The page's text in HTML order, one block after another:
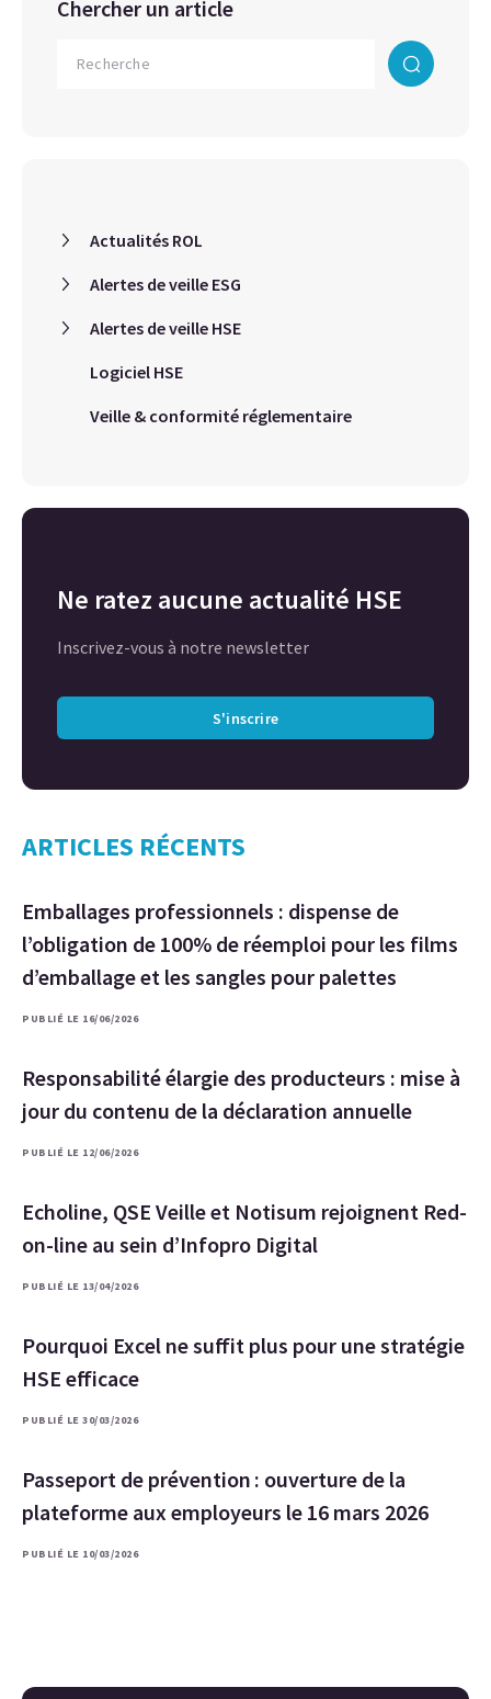
Chercher un article
Actualités ROL
Alertes de veille ESG
Alertes de veille HSE
Logiciel HSE
Veille & conformité réglementaire
Ne ratez aucune actualité HSE
Inscrivez-vous à notre newsletter
S'inscrire
ARTICLES RÉCENTS
Emballages professionnels : dispense de
l’obligation de 100% de réemploi pour les films
d’emballage et les sangles pour palettes
PUBLIÉ LE 16/06/2026
Responsabilité élargie des producteurs : mise à
jour du contenu de la déclaration annuelle
PUBLIÉ LE 12/06/2026
Echoline, QSE Veille et Notisum rejoignent Red-
on-line au sein d’Infopro Digital
PUBLIÉ LE 13/04/2026
Pourquoi Excel ne suffit plus pour une stratégie
HSE efficace
PUBLIÉ LE 30/03/2026
Passeport de prévention : ouverture de la
plateforme aux employeurs le 16 mars 2026
PUBLIÉ LE 10/03/2026